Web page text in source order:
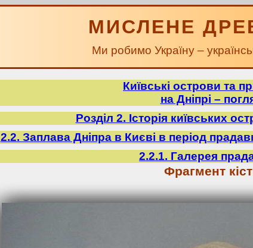
МИСЛЕНЕ
Ми робимо Україну –
Київські острови та
на Дніпрі –
Розділ 2. Історія київських
2.2. Заплава Дніпра в Києві в період
2.2.1. Галерея
Фрагмент